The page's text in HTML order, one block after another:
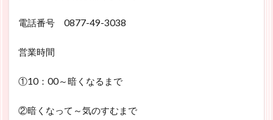
電話番号 0877-49-3038
営業時間
①10：00～暗くなるまで
②暗くなって～気のすむまで